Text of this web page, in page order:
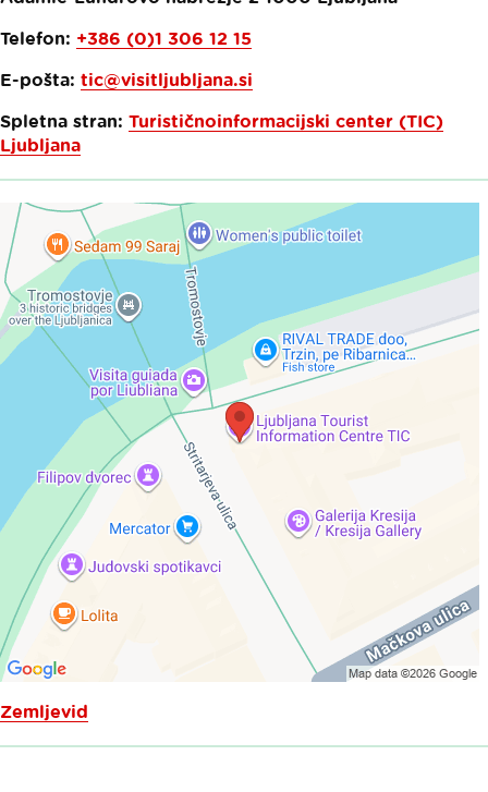
Telefon: +386 (0)1 306 12 15
E-pošta: tic@visitljubljana.si
Spletna stran: Turističnoinformacijski center (TIC)
Ljubljana
Zemljevid